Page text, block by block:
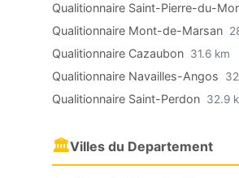
Qualitionnaire Saint-Pierre-du-
Qualitionnaire Mont-de-Marsan
Qualitionnaire Cazaubon 31.6 km
Qualitionnaire Navailles-Angos
Qualitionnaire Saint-Perdon 32.9
🏛Villes du Departement